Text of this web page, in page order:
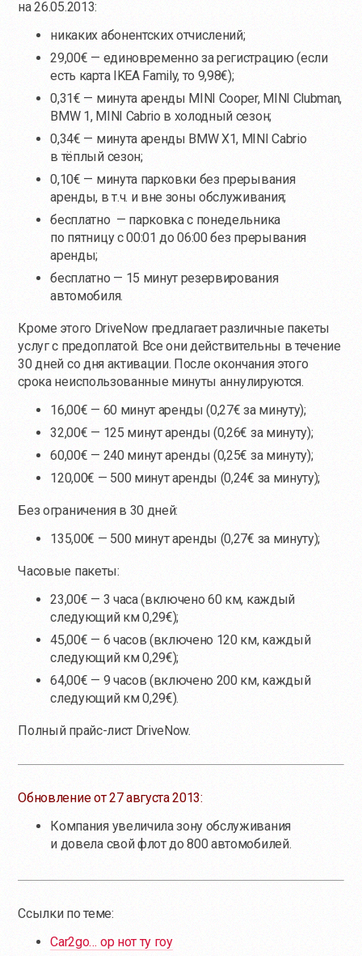
на 26.05.2013:
никаких абонентских отчислений;
29,00€ — единовременно за регистрацию (если
есть карта IKEA Family, то 9,98€);
0,31€ — минута аренды MINI Cooper, MINI Clubman,
BMW 1, MINI Cabrio в холодный сезон;
0,34€ — минута аренды BMW X1, MINI Cabrio
в тёплый сезон;
0,10€ — минута парковки без прерывания
аренды, в т.ч. и вне зоны обслуживания;
бесплатно — парковка с понедельника
по пятницу с 00:01 до 06:00 без прерывания
аренды;
бесплатно — 15 минут резервирования
автомобиля.
Кроме этого DriveNow предлагает различные пакеты
услуг с предоплатой. Все они действительны в течение
30 дней со дня активации. После окончания этого
срока неиспользованные минуты аннулируются.
16,00€ — 60 минут аренды (0,27€ за минуту);
32,00€ — 125 минут аренды (0,26€ за минуту);
60,00€ — 240 минут аренды (0,25€ за минуту);
120,00€ — 500 минут аренды (0,24€ за минуту);
Без ограничения в 30 дней:
135,00€ — 500 минут аренды (0,27€ за минуту);
Часовые пакеты:
23,00€ — 3 часа (включено 60 км, каждый
следующий км 0,29€);
45,00€ — 6 часов (включено 120 км, каждый
следующий км 0,29€);
64,00€ — 9 часов (включено 200 км, каждый
следующий км 0,29€).
Полный прайс-лист DriveNow.
Обновление от 27 августа 2013:
Компания увеличила зону обслуживания
и довела свой флот до 800 автомобилей.
Ссылки по теме:
Car2go… ор нот ту гоу